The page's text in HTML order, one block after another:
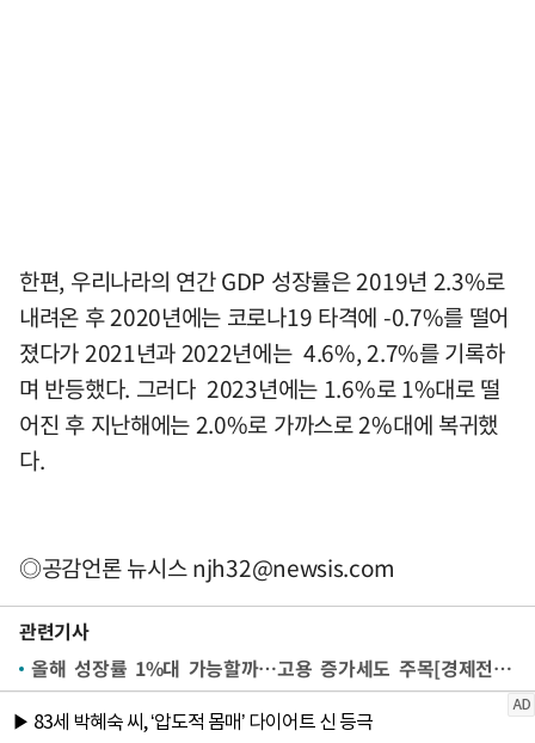
한편, 우리나라의 연간 GDP 성장률은 2019년 2.3%로
내려온 후 2020년에는 코로나19 타격에 -0.7%를 떨어
졌다가 2021년과 2022년에는 4.6%, 2.7%를 기록하
며 반등했다. 그러다 2023년에는 1.6%로 1%대로 떨
어진 후 지난해에는 2.0%로 가까스로 2%대에 복귀했
다.
◎공감언론 뉴시스njh32@newsis.com
관련기사
올해 성장률 1%대 가능할까…고용 증가세도 주목[경제전망대]